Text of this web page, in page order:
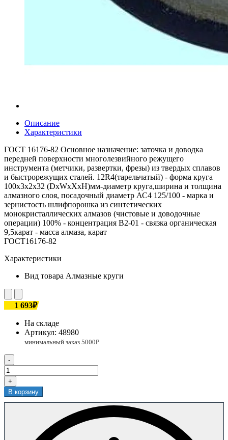
Описание
Характеристики
ГОСТ 16176-82 Основное назначение: заточка и доводка
передней поверхности многолезвийного режущего
инструмента (метчики, развертки, фрезы) из твердых сплавов
и быстрорежущих сталей. 12R4(тарельчатый) - форма круга
100x3x2x32 (DxWxXxH)мм-диаметр круга,ширина и толщина
алмазного слоя, посадочный диаметр АС4 125/100 - марка и
зернистость шлифпорошка из синтетических
монокристаллических алмазов (чистовые и доводочные
операции) 100% - концентрация В2-01 - связка органическая
9,5карат - масса алмаза, карат
ГОСТ16176-82
Характеристики
Вид товара Алмазные круги
1 693₽
На складе
Артикул: 48980
-
+
В корзину